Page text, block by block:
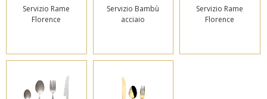
Servizio Rame
Florence
Servizio Bambù
acciaio
Servizio Rame
Florence